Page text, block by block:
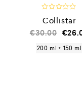
V
a
l
u
a
Collistar
€30.00 €
200 ml + 150 ml